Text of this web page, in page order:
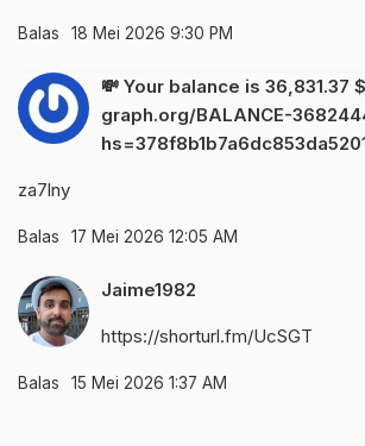
Balas 18 Mei 2026 9:30 PM
💸 Your balance is 36,831.37
graph.org/BALANCE-
za7lny
Balas 17 Mei 2026 12:05 AM
Jaime1982
https://shorturl.fm/UcSGT
Balas 15 Mei 2026 1:37 AM